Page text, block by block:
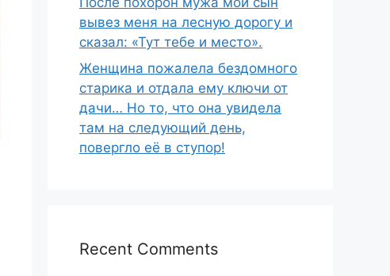
вывез меня на лесную дорогу и
сказал: «Тут тебе и место».
Женщина пожалела бездомного
старика и отдала ему ключи от
дачи… Но то, что она увидела
там на следующий день,
повергло её в ступор!
Recent Comments